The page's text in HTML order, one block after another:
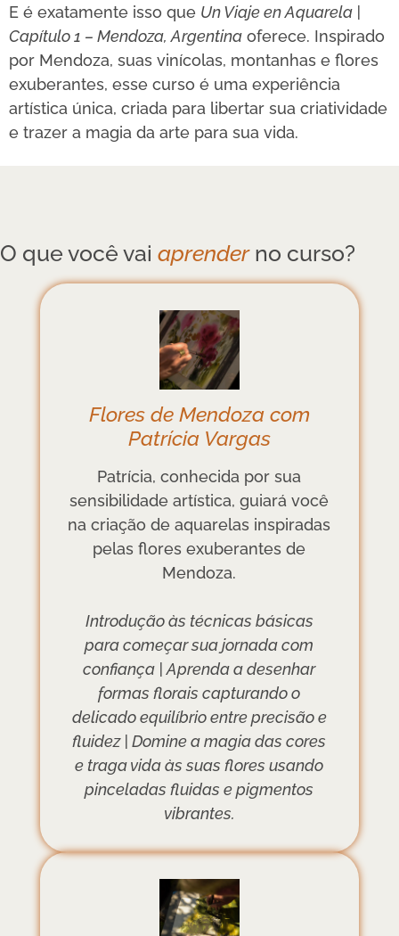
E é exatamente isso que Un Viaje en Aquarela |
Capítulo 1 – Mendoza, Argentina oferece. Inspirado
por Mendoza, suas vinícolas, montanhas e flores
exuberantes, esse curso é uma experiência
artística única, criada para libertar sua criatividade
e trazer a magia da arte para sua vida.
O que você vai aprenderno curso?
Flores de Mendoza com
Patrícia Vargas
Patrícia, conhecida por sua
sensibilidade artística, guiará você
na criação de aquarelas inspiradas
pelas flores exuberantes de
Mendoza.
Introdução às técnicas básicas
para começar sua jornada com
confiança | Aprenda a desenhar
formas florais capturando o
delicado equilíbrio entre precisão e
fluidez | Domine a magia das cores
e traga vida às suas flores usando
pinceladas fluidas e pigmentos
vibrantes.